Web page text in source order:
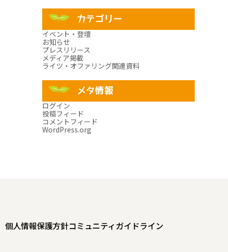
カテゴリー
イベント・登壇
お知らせ
プレスリリース
メディア掲載
ライツ・オファリング関連資料
メタ情報
ログイン
投稿フィード
コメントフィード
WordPress.org
個人情報保護方針コミュニティガイドライン